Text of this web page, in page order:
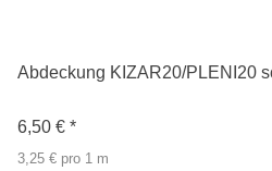
Abdeckung KIZAR20/PLENI20
6,50 € *
3,25 € pro 1 m